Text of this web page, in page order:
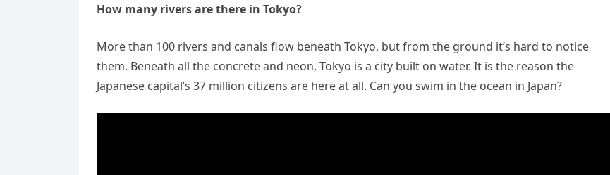
How many rivers are there in Tokyo?
More than 100 rivers and canals flow beneath Tokyo, but from the ground it’s hard to notice
them. Beneath all the concrete and neon, Tokyo is a city built on water. It is the reason the
Japanese capital’s 37 million citizens are here at all. Can you swim in the ocean in Japan?